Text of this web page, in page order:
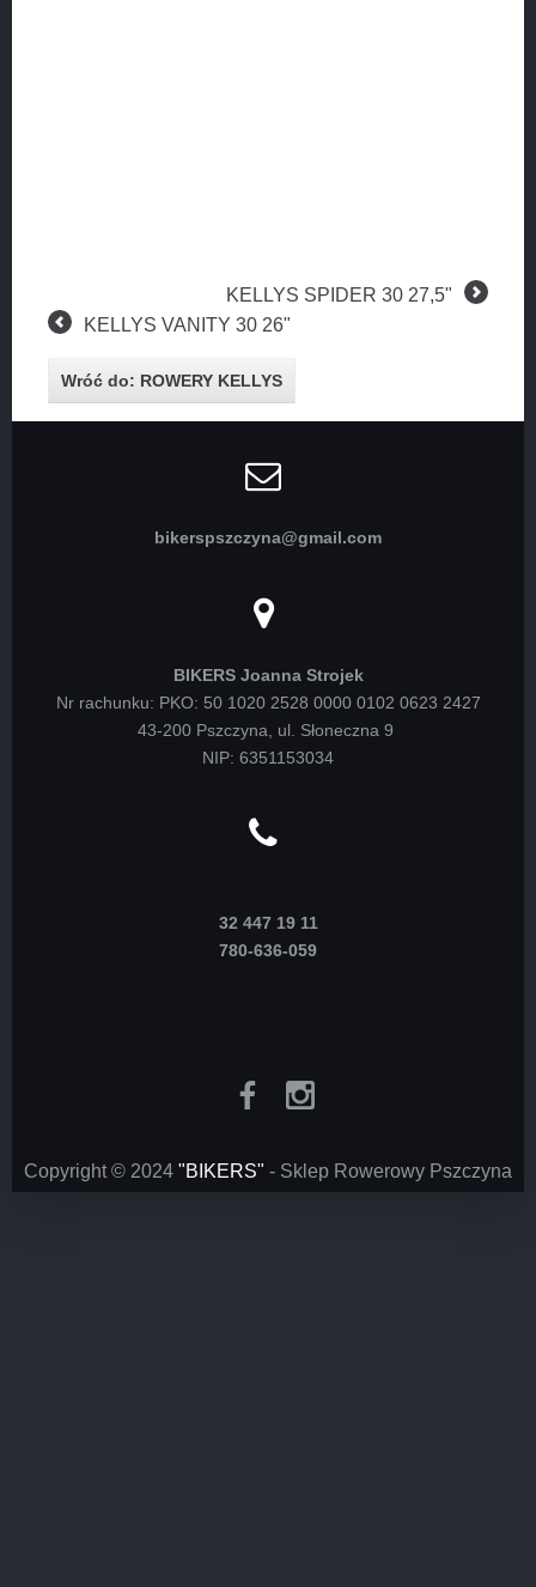
KELLYS SPIDER 30 27,5"
KELLYS VANITY 30 26"
Wróć do: ROWERY KELLYS
bikerspszczyna@gmail.com
BIKERS Joanna Strojek
Nr rachunku: PKO: 50 1020 2528 0000 0102 0623 2427
43-200 Pszczyna, ul. Słoneczna 9
NIP: 6351153034
32 447 19 11
780-636-059
Copyright © 2024 "BIKERS" - Sklep Rowerowy Pszczyna